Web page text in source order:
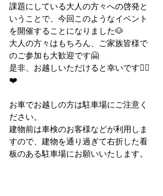
課題にしている大人の方々への啓発と
いうことで、今回このようなイベント
を開催することになりました🐶
大人の方々はもちろん、ご家族皆様で
のご参加も大歓迎です🤗
是非、お越しいただけると幸いです🙇‍♂️
❤️
お車でお越しの方は駐車場にご注意く
ださい。
建物前は車検のお客様などが利用しま
すので、建物を通り過ぎて右折した看
板のある駐車場にお願いいたします。